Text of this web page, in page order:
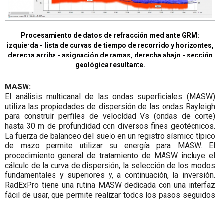
Procesamiento de datos de refracción mediante GRM:
izquierda - lista de curvas de tiempo de recorrido y horizontes,
derecha arriba - asignación de ramas, derecha abajo - sección
geológica resultante.
MASW:
El análisis multicanal de las ondas superficiales (MASW)
utiliza las propiedades de dispersión de las ondas Rayleigh
para construir perfiles de velocidad Vs (ondas de corte)
hasta 30 m de profundidad con diversos fines geotécnicos.
La fuerza de balanceo del suelo en un registro sísmico típico
de mazo permite utilizar su energía para MASW. El
procedimiento general de tratamiento de MASW incluye el
cálculo de la curva de dispersión, la selección de los modos
fundamentales y superiores y, a continuación, la inversión.
RadExPro tiene una rutina MASW dedicada con una interfaz
fácil de usar, que permite realizar todos los pasos seguidos